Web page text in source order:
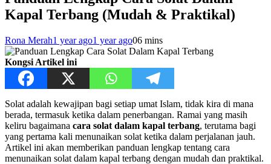
Kapal Terbang (Mudah & Praktikal)
Rona Merah1 year ago1 year ago06 mins
Kongsi Artikel ini
Solat adalah kewajipan bagi setiap umat Islam, tidak kira di mana
berada, termasuk ketika dalam penerbangan. Ramai yang masih
keliru bagaimana cara solat dalam kapal terbang, terutama bagi
yang pertama kali menunaikan solat ketika dalam perjalanan jauh.
Artikel ini akan memberikan panduan lengkap tentang cara
menunaikan solat dalam kapal terbang dengan mudah dan praktikal.